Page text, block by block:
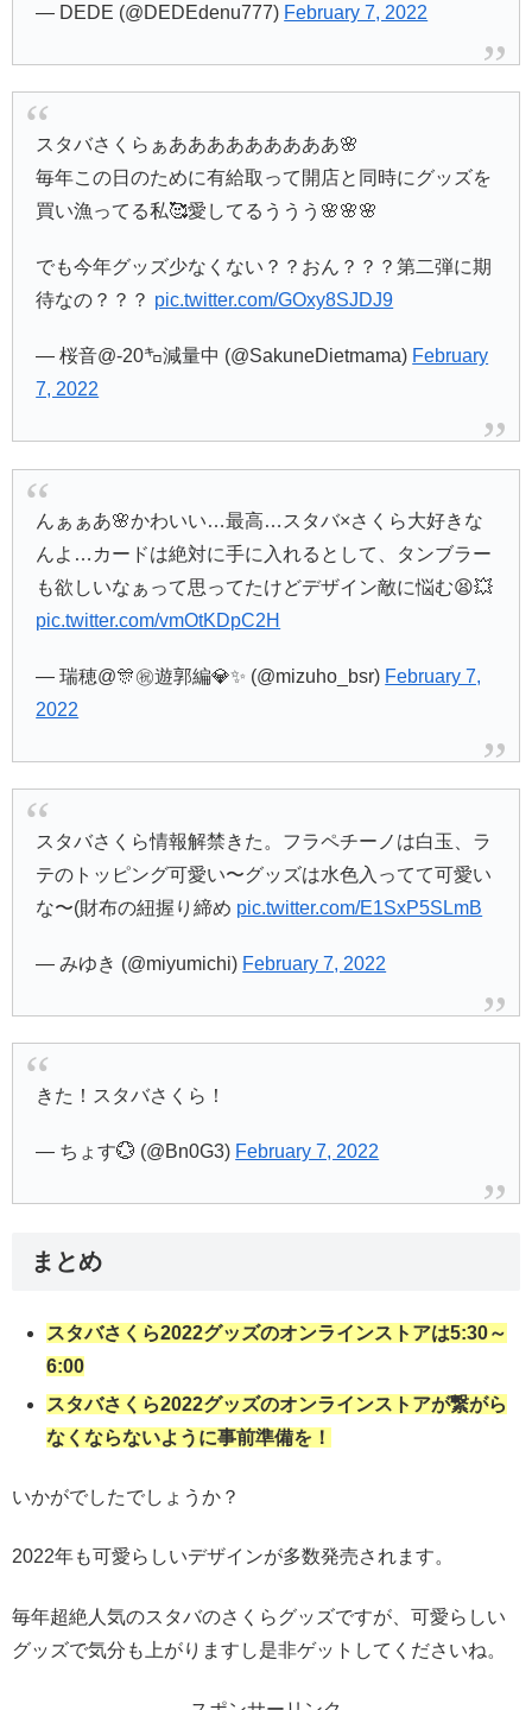
— DEDE (@DEDEdenu777) February 7, 2022
スタバさくらぁあああああああああ🌸
毎年この日のために有給取って開店と同時にグッズを
買い漁ってる私🥰愛してるううう🌸🌸🌸
でも今年グッズ少なくない？？おん？？？第二弾に期
待なの？？？ pic.twitter.com/GOxy8SJDJ9
— 桜音@-20㌔減量中 (@SakuneDietmama) February
7, 2022
んぁぁあ🌸かわいい…最高…スタバ×さくら大好きな
んよ…カードは絶対に手に入れるとして、タンブラー
も欲しいなぁって思ってたけどデザイン敵に悩む😫💥
pic.twitter.com/vmOtKDpC2H
— 瑞穂@🎊㊗遊郭編💎✨ (@mizuho_bsr) February 7,
2022
スタバさくら情報解禁きた。フラペチーノは白玉、ラ
テのトッピング可愛い〜グッズは水色入ってて可愛い
な〜(財布の紐握り締め pic.twitter.com/E1SxP5SLmB
— みゆき (@miyumichi) February 7, 2022
きた！スタバさくら！
— ちょす💮 (@Bn0G3) February 7, 2022
まとめ
スタバさくら2022グッズのオンラインストアは5:30～
6:00
スタバさくら2022グッズのオンラインストアが繋がら
なくならないように事前準備を！
いかがでしたでしょうか？
2022年も可愛らしいデザインが多数発売されます。
毎年超絶人気のスタバのさくらグッズですが、可愛らしい
グッズで気分も上がりますし是非ゲットしてくださいね。